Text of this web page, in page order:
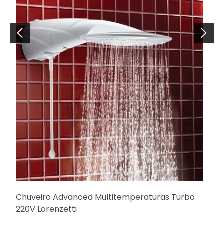
Chuveiro Advanced Multitemperaturas Turbo
220V Lorenzetti